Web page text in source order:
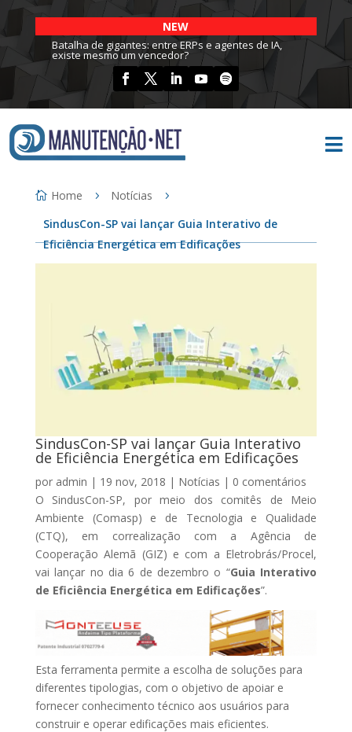
NEW
Batalha de gigantes: entre ERPs e agentes de IA,
existe mesmo um vencedor?

Home
Notícias
SindusCon-SP vai lançar Guia Interativo de
Eficiência Energética em Edificações
SindusCon-SP vai lançar Guia Interativo
de Eficiência Energética em Edificações
por admin | 19 nov, 2018 | Notícias | 0 comentários
O SindusCon-SP, por meio dos comitês de Meio
Ambiente (Comasp) e de Tecnologia e Qualidade
(CTQ), em correalização com a Agência de
Cooperação Alemã (GIZ) e com a Eletrobrás/Procel,
vai lançar no dia 6 de dezembro o “Guia Interativo
de Eficiência Energética em Edificações”.
Esta ferramenta permite a escolha de soluções para
diferentes tipologias, com o objetivo de apoiar e
fornecer conhecimento técnico aos usuários para
construir e operar edificações mais eficientes.